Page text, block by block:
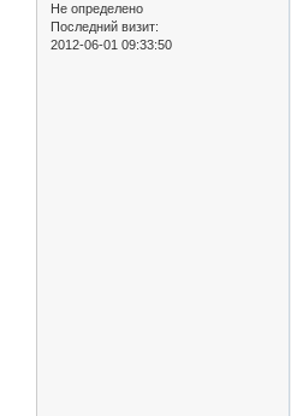
Не определено
Последний визит:
2012-06-01 09:33:50